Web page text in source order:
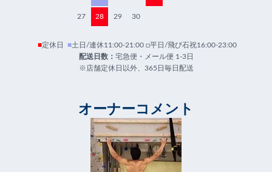
27 28 29 30
■定休日 ■土日/連休11:00-21:00 □平日/飛び石祝16:00-23:00
配送日数： 宅急便・メール便 1-3日
※店舗定休日以外、365日毎日配送
オーナーコメント